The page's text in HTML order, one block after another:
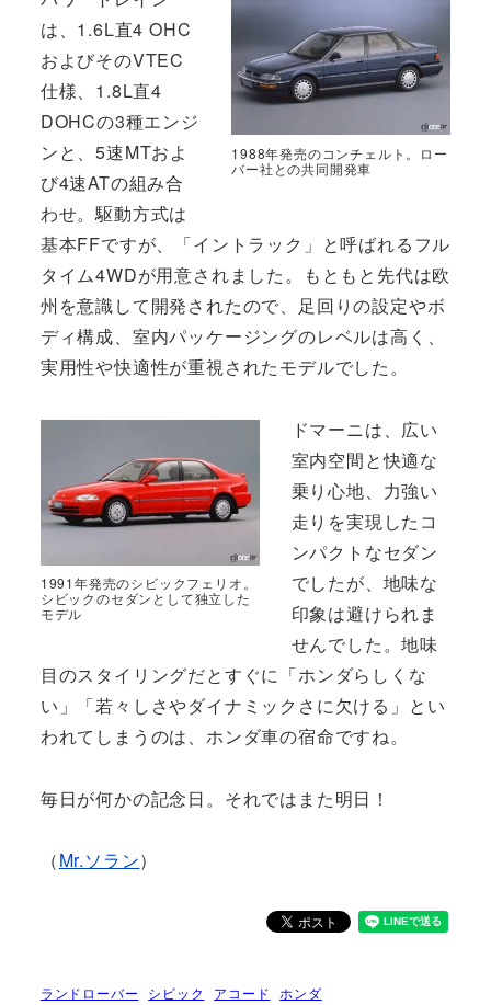
1988年発売のコンチェルト。ロー
バー社との共同開発車
は、1.6L直4 OHC
およびそのVTEC
仕様、1.8L直4
DOHCの3種エンジ
ンと、5速MTおよ
び4速ATの組み合
わせ。駆動方式は
基本FFですが、「イントラック」と呼ばれるフル
タイム4WDが用意されました。もともと先代は欧
州を意識して開発されたので、足回りの設定やボ
ディ構成、室内パッケージングのレベルは高く、
実用性や快適性が重視されたモデルでした。
1991年発売のシビックフェリオ。
シビックのセダンとして独立した
モデル
ドマーニは、広い
室内空間と快適な
乗り心地、力強い
走りを実現したコ
ンパクトなセダン
でしたが、地味な
印象は避けられま
せんでした。地味
目のスタイリングだとすぐに「ホンダらしくな
い」「若々しさやダイナミックさに欠ける」とい
われてしまうのは、ホンダ車の宿命ですね。
毎日が何かの記念日。それではまた明日！
（Mr.ソラン）
ランドローバー シビック アコード ホンダ